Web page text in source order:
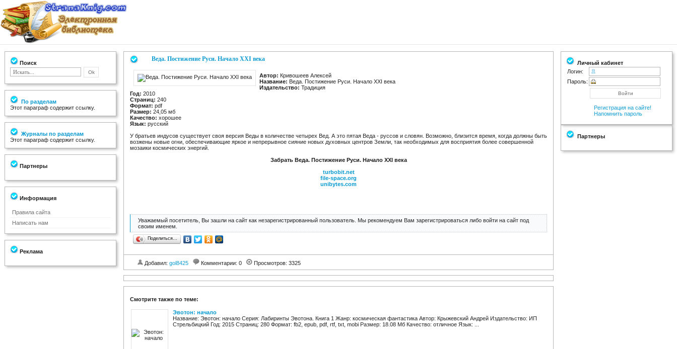
Поиск
По разделам
Этот параграф содержит ссылку.
Журналы по разделам
Этот параграф содержит ссылку.
Партнеры
Информация
Правила сайта
Написать нам
Реклама
Веда. Постижение Руси. Начало XXI века
Автор: Кривошеев Алексей
Название: Веда. Постижение Руси. Начало XXI века
Издательство: Традиция
Год: 2010
Страниц: 240
Формат: pdf
Размер: 24,05 мб
Качество: хорошее
Язык: русский
У братьев индусов существует своя версия Веды в количестве четырех Вед. А это пятая Веда - руссов и словян. Возможно, близится время, когда должны быть
возжены новые огни, обеспечивающие яркое и непрерывное сияние новых духовных центров Земли, так необходимых для восприятия более совершенной
мозаики космических энергий.
Забрать Веда. Постижение Руси. Начало XXI века
turbobit.net
file-space.org
unibytes.com
Уважаемый посетитель, Вы зашли на сайт как незарегистрированный пользователь. Мы рекомендуем Вам зарегистрироваться либо войти на сайт под
своим именем.
Поделиться…
Добавил: gol8425 Комментарии: 0 Просмотров: 3325
Смотрите также по теме:
Эвотон: начало
Название: Эвотон: начало Серия: Лабиринты Эвотона. Книга 1 Жанр: космическая фантастика Автор: Крыжевский Андрей Издательство: ИП
Стрельбицкий Год: 2015 Страниц: 280 Формат: fb2, epub, pdf, rtf, txt, mobi Размер: 18.08 Мб Качество: отличное Язык: ...
Личный кабинет
Логин:
Пароль:
Регистрация на сайте!
Напомнить пароль
Партнеры